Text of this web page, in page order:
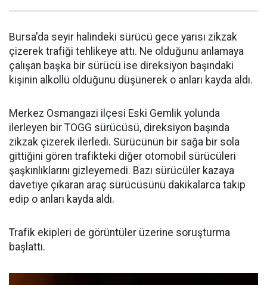
Bursa'da seyir halindeki sürücü gece yarısı zikzak
çizerek trafiği tehlikeye attı. Ne olduğunu anlamaya
çalışan başka bir sürücü ise direksiyon başındaki
kişinin alkollü olduğunu düşünerek o anları kayda aldı.
Merkez Osmangazi ilçesi Eski Gemlik yolunda
ilerleyen bir TOGG sürücüsü, direksiyon başında
zikzak çizerek ilerledi. Sürücünün bir sağa bir sola
gittiğini gören trafikteki diğer otomobil sürücüleri
şaşkınlıklarını gizleyemedi. Bazı sürücüler kazaya
davetiye çıkaran araç sürücüsünü dakikalarca takip
edip o anları kayda aldı.
Trafik ekipleri de görüntüler üzerine soruşturma
başlattı.